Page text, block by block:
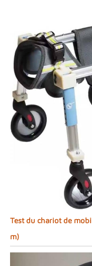
Test du chariot de
m)